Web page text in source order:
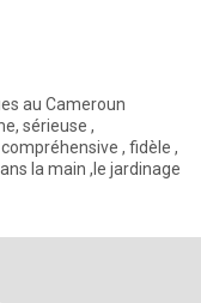
au Cameroun
sérieuse ,
, fidèle ,
la main ,le jardinage